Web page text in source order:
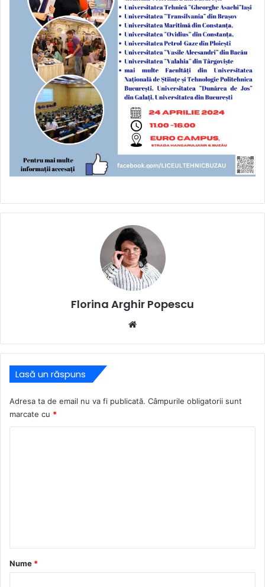
Florina Arghir Popescu
Lasă un răspuns
Adresa ta de email nu va fi publicată. Câmpurile obligatorii sunt
marcate cu *
rNume *